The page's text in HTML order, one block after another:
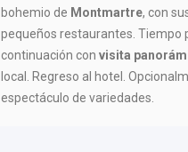
bohemio de Montmartre, con
pequeños restaurantes. Tiempo
continuación convisita
local. Regreso al hotel.
espectáculo de variedades.